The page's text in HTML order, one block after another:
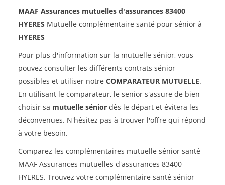
MAAF Assurances mutuelles d'assurances 83400
HYERES Mutuelle complémentaire santé pour sénior à
HYERES
Pour plus d'information sur la mutuelle sénior, vous
pouvez consulter les différents contrats sénior
possibles et utiliser notre COMPARATEUR MUTUELLE.
En utilisant le comparateur, le senior s'assure de bien
choisir sa mutuelle sénior dès le départ et évitera les
déconvenues. N'hésitez pas à trouver l'offre qui répond
à votre besoin.
Comparez les complémentaires mutuelle sénior santé
MAAF Assurances mutuelles d'assurances 83400
HYERES. Trouvez votre complémentaire santé sénior